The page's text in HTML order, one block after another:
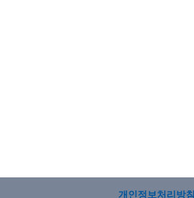
개인정보처리방침